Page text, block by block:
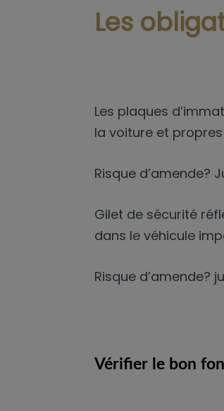
Les
Les plaques
la voiture et
Risque d’amende?
Gilet de sécurité
dans le véhicule
Risque d’amende?
Vérifier le bon